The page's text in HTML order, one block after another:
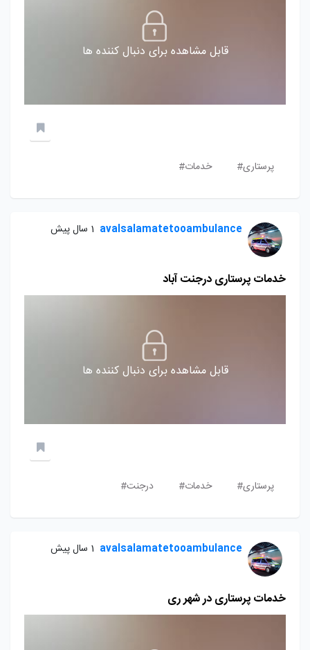
قابل مشاهده برای دنبال کننده ها
پرستاری# خدمات#
avalsalamatetooambulance 1 سال پیش
خدمات پرستاری درجنت آباد
قابل مشاهده برای دنبال کننده ها
پرستاری# خدمات# درجنت#
avalsalamatetooambulance 1 سال پیش
خدمات پرستاری در شهر ری